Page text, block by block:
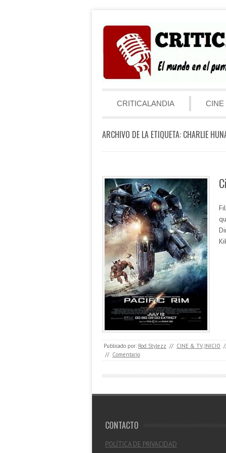
Menú
CRITICALANDIA
CINE
ARCHIVO DE LA ETIQUETA: CHARLIE
Publicado por: Rod Stylezz // CINE & TV, INICIO
// Comentario
CONTACTO
POLÍTICA DE PRIVACIDAD